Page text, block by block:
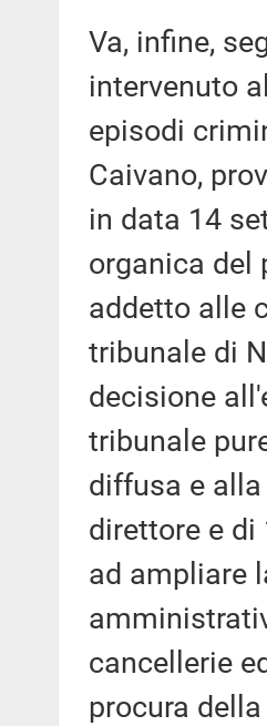
Va, infine,
intervenuto
episodi
Caivano,
in data 14
organica del
addetto alle
tribunale di
decisione
tribunale
diffusa e
direttore e
ad ampliare
cancellerie
procura